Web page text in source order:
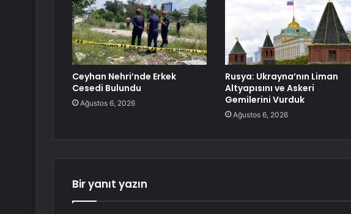
Ceyhan Nehri’nde Erkek
Cesedi Bulundu
Ağustos 6, 2026
Rusya: Ukrayna’nın Liman
Altyapısını ve Askeri
Gemilerini Vurduk
Ağustos 6, 2026
Bir yanıt yazın